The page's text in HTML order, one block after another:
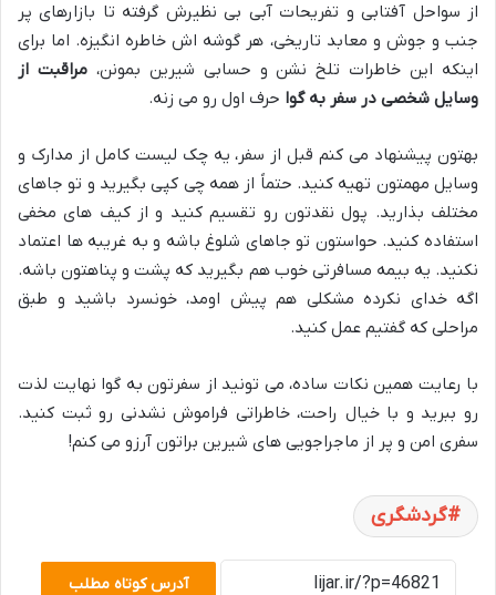
از سواحل آفتابی و تفریحات آبی بی نظیرش گرفته تا بازارهای پر
جنب و جوش و معابد تاریخی، هر گوشه اش خاطره انگیزه. اما برای
اینکه این خاطرات تلخ نشن و حسابی شیرین بمونن،مراقبت از
وسایل شخصی در سفر به گوا حرف اول رو می زنه.
بهتون پیشنهاد می کنم قبل از سفر، یه چک لیست کامل از مدارک و
وسایل مهمتون تهیه کنید. حتماً از همه چی کپی بگیرید و تو جاهای
مختلف بذارید. پول نقدتون رو تقسیم کنید و از کیف های مخفی
استفاده کنید. حواستون تو جاهای شلوغ باشه و به غریبه ها اعتماد
نکنید. یه بیمه مسافرتی خوب هم بگیرید که پشت و پناهتون باشه.
اگه خدای نکرده مشکلی هم پیش اومد، خونسرد باشید و طبق
مراحلی که گفتیم عمل کنید.
با رعایت همین نکات ساده، می تونید از سفرتون به گوا نهایت لذت
رو ببرید و با خیال راحت، خاطراتی فراموش نشدنی رو ثبت کنید.
سفری امن و پر از ماجراجویی های شیرین براتون آرزو می کنم!
گردشگری
آدرس کوتاه مطلب